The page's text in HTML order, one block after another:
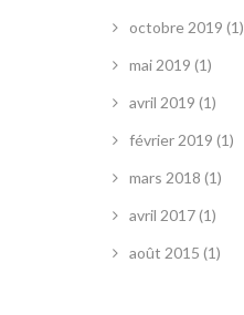
octobre 2019 (1)
mai 2019 (1)
avril 2019 (1)
février 2019 (1)
mars 2018 (1)
avril 2017(1)
août 2015 (1)